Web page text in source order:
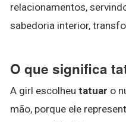
relacionamentos,
sabedoria interior,
O que significa
A girl escolheu tatuar o
mão, porque ele